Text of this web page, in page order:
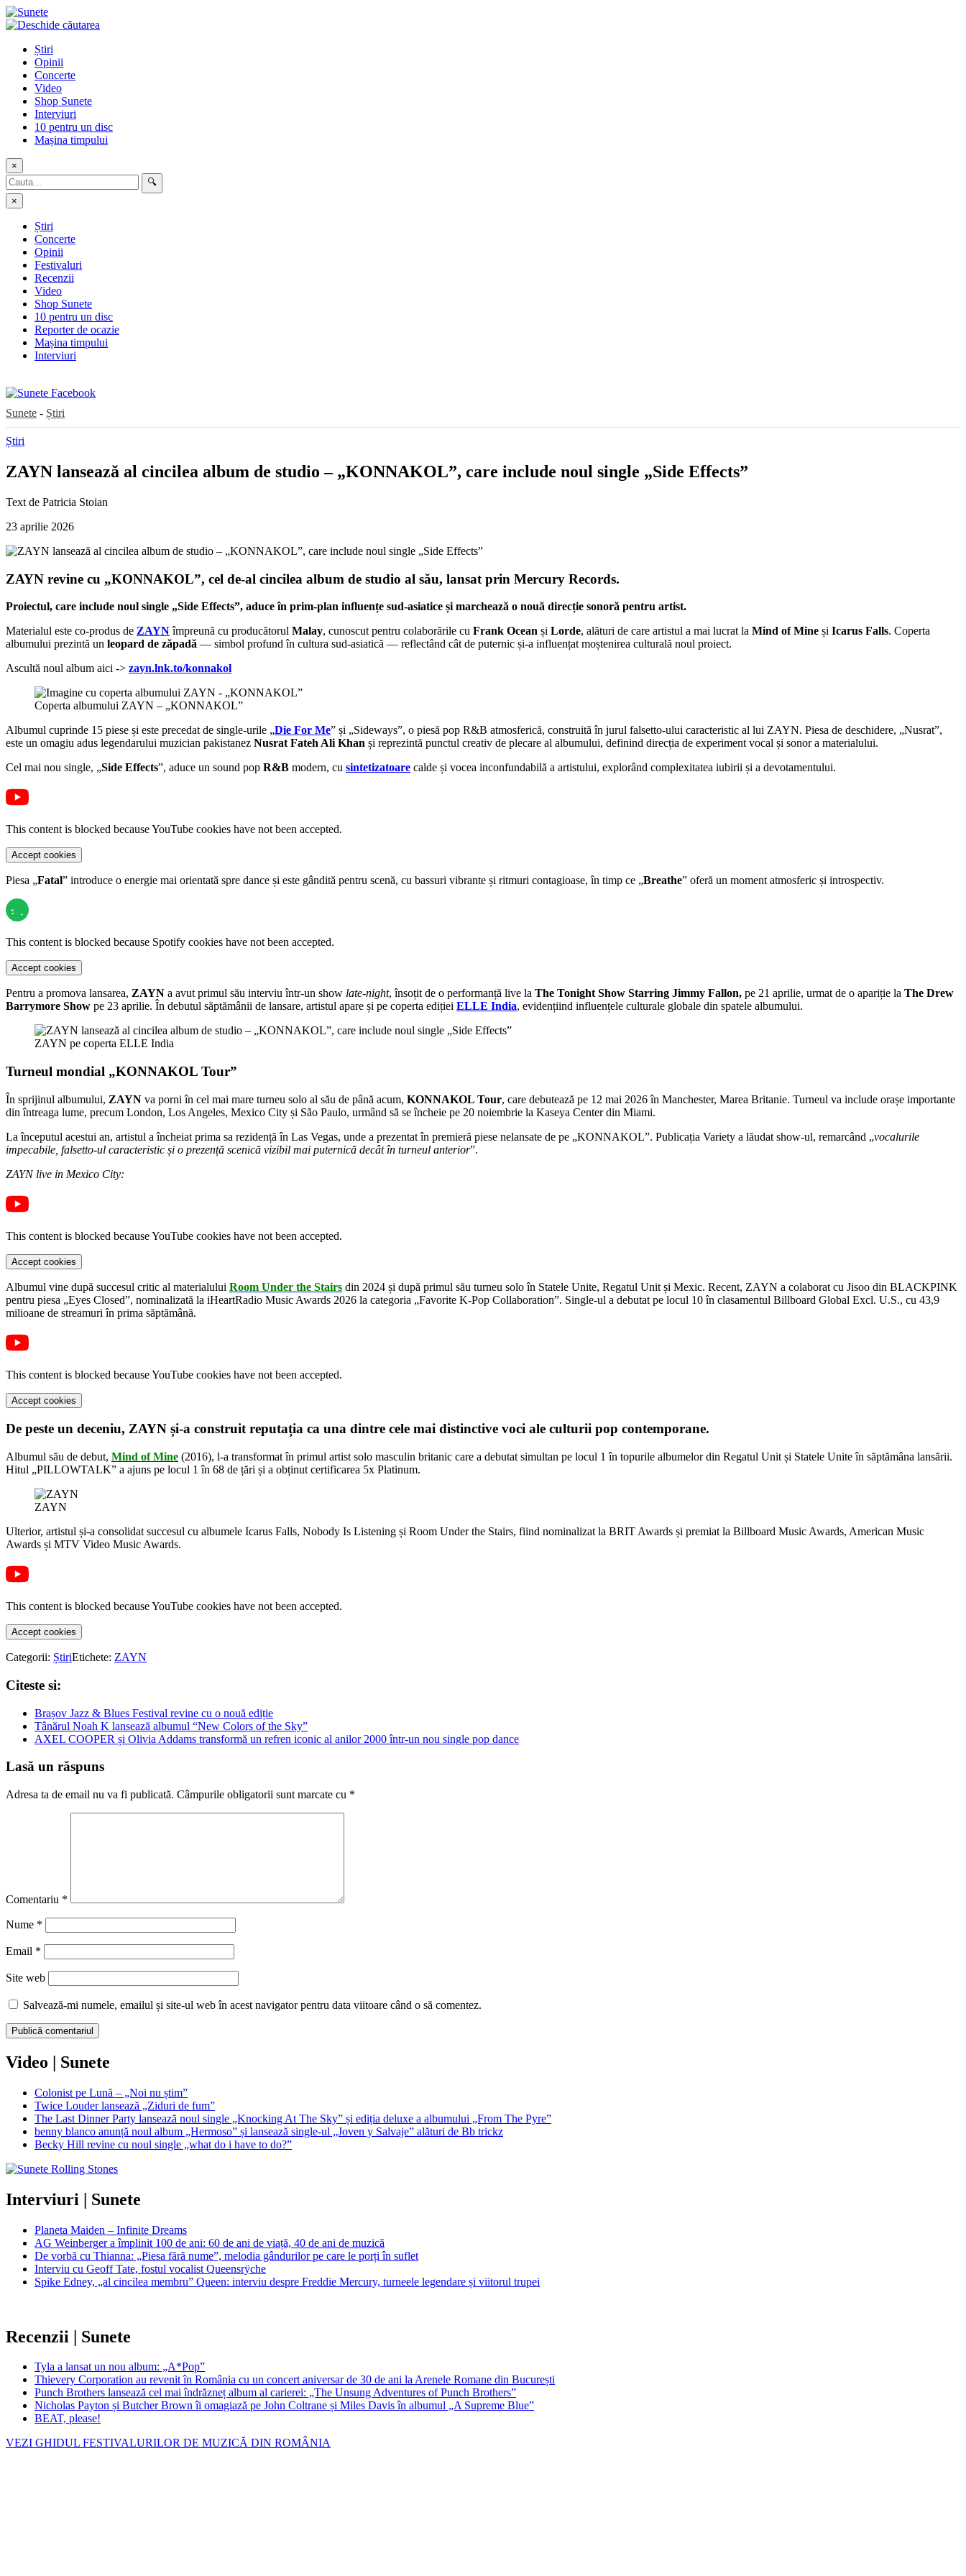
Skip
to
Știri
Opinii
Concerte
Video
Shop Sunete
Interviuri
10 pentru un disc
Mașina timpului
×
🔍
×
Știri
Concerte
Opinii
Festivaluri
Recenzii
Video
Shop Sunete
10 pentru un disc
Reporter de ocazie
Mașina timpului
Interviuri
Sunete - Știri
Știri
ZAYN lansează al cincilea album de studio – „KONNAKOL”, care include noul single „Side Effects”
Text de Patricia Stoian
23 aprilie 2026
ZAYN revine cu „KONNAKOL”, cel de-al cincilea album de studio al său, lansat prin Mercury Records.
Proiectul, care include noul single „Side Effects”, aduce în prim-plan influențe sud-asiatice și marchează o nouă direcție sonoră pentru artist.
Materialul este co-produs de ZAYNîmpreună cu producătorul Malay, cunoscut pentru colaborările cu Frank Ocean și Lorde, alături de care artistul a mai lucrat la Mind of Mine și Icarus Falls. Coperta
albumului prezintă un leopard de zăpadă — simbol profund în cultura sud-asiatică — reflectând cât de puternic și-a influențat moștenirea culturală noul proiect.
Ascultă noul album aici -> zayn.lnk.to/konnakol
Coperta albumului ZAYN – „KONNAKOL”
Albumul cuprinde 15 piese și este precedat de single-urile „Die For Me” și „Sideways”, o piesă pop R&B atmosferică, construită în jurul falsetto-ului caracteristic al lui ZAYN. Piesa de deschidere, „Nusrat”,
este un omagiu adus legendarului muzician pakistanez Nusrat Fateh Ali Khan și reprezintă punctul creativ de plecare al albumului, definind direcția de experiment vocal și sonor a materialului.
Cel mai nou single, „Side Effects”, aduce un sound pop R&B modern, cu sintetizatoare calde și vocea inconfundabilă a artistului, explorând complexitatea iubirii și a devotamentului.
This content is blocked because YouTube cookies have not been accepted.
Accept cookies
Piesa „Fatal” introduce o energie mai orientată spre dance și este gândită pentru scenă, cu bassuri vibrante și ritmuri contagioase, în timp ce „Breathe” oferă un moment atmosferic și introspectiv.
This content is blocked because Spotify cookies have not been accepted.
Accept cookies
Pentru a promova lansarea, ZAYN a avut primul său interviu într-un show late-night, însoțit de o performanță live la The Tonight Show Starring Jimmy Fallon, pe 21 aprilie, urmat de o apariție la The Drew
Barrymore Show pe 23 aprilie. În debutul săptămânii de lansare, artistul apare și pe coperta ediției ELLE India, evidențiind influențele culturale globale din spatele albumului.
ZAYN pe coperta ELLE India
Turneul mondial „KONNAKOL Tour”
În sprijinul albumului, ZAYN va porni în cel mai mare turneu solo al său de până acum, KONNAKOL Tour, care debutează pe 12 mai 2026 în Manchester, Marea Britanie. Turneul va include orașe importante
din întreaga lume, precum London, Los Angeles, Mexico City și São Paulo, urmând să se încheie pe 20 noiembrie la Kaseya Center din Miami.
La începutul acestui an, artistul a încheiat prima sa rezidență în Las Vegas, unde a prezentat în premieră piese nelansate de pe „KONNAKOL”. Publicația Variety a lăudat show-ul, remarcând „vocalurile
impecabile, falsetto-ul caracteristic și o prezență scenică vizibil mai puternică decât în turneul anterior”.
ZAYN live in Mexico City:
This content is blocked because YouTube cookies have not been accepted.
Accept cookies
Albumul vine după succesul critic al materialului Room Under the Stairs din 2024 și după primul său turneu solo în Statele Unite, Regatul Unit și Mexic. Recent, ZAYN a colaborat cu Jisoo din BLACKPINK
pentru piesa „Eyes Closed”, nominalizată la iHeartRadio Music Awards 2026 la categoria „Favorite K-Pop Collaboration”. Single-ul a debutat pe locul 10 în clasamentul Billboard Global Excl. U.S., cu 43,9
milioane de streamuri în prima săptămână.
This content is blocked because YouTube cookies have not been accepted.
Accept cookies
De peste un deceniu, ZAYN și-a construit reputația ca una dintre cele mai distinctive voci ale culturii pop contemporane.
Albumul său de debut, Mind of Mine (2016), l-a transformat în primul artist solo masculin britanic care a debutat simultan pe locul 1 în topurile albumelor din Regatul Unit și Statele Unite în săptămâna lansării.
Hitul „PILLOWTALK” a ajuns pe locul 1 în 68 de țări și a obținut certificarea 5x Platinum.
ZAYN
Ulterior, artistul și-a consolidat succesul cu albumele Icarus Falls, Nobody Is Listening și Room Under the Stairs, fiind nominalizat la BRIT Awards și premiat la Billboard Music Awards, American Music
Awards și MTV Video Music Awards.
This content is blocked because YouTube cookies have not been accepted.
Accept cookies
Categorii: ȘtiriEtichete: ZAYN
Citeste si:
Brașov Jazz & Blues Festival revine cu o nouă ediție
Tânărul Noah K lansează albumul “New Colors of the Sky”
AXEL COOPER și Olivia Addams transformă un refren iconic al anilor 2000 într-un nou single pop dance
Lasă un răspuns
Adresa ta de email nu va fi publicată. Câmpurile obligatorii sunt marcate cu *
Comentariu *
Nume *
Email *
Site web
Salvează-mi numele, emailul și site-ul web în acest navigator pentru data viitoare când o să comentez.
Video | Sunete
Colonist pe Lună – „Noi nu știm”
Twice Louder lansează „Ziduri de fum”
The Last Dinner Party lansează noul single „Knocking At The Sky” și ediția deluxe a albumului „From The Pyre”
benny blanco anunță noul album „Hermoso” și lansează single-ul „Joven y Salvaje” alături de Bb trickz
Becky Hill revine cu noul single „what do i have to do?”
Interviuri | Sunete
Planeta Maiden – Infinite Dreams
AG Weinberger a împlinit 100 de ani: 60 de ani de viață, 40 de ani de muzică
De vorbă cu Thianna: „Piesa fără nume”, melodia gândurilor pe care le porți în suflet
Interviu cu Geoff Tate, fostul vocalist Queensrÿche
Spike Edney, „al cincilea membru” Queen: interviu despre Freddie Mercury, turneele legendare și viitorul trupei
Recenzii | Sunete
Tyla a lansat un nou album: „A*Pop”
Thievery Corporation au revenit în România cu un concert aniversar de 30 de ani la Arenele Romane din București
Punch Brothers lansează cel mai îndrăzneț album al carierei: „The Unsung Adventures of Punch Brothers”
Nicholas Payton și Butcher Brown îi omagiază pe John Coltrane și Miles Davis în albumul „A Supreme Blue”
BEAT, please!
VEZI GHIDUL FESTIVALURILOR DE MUZICĂ DIN ROMÂNIA